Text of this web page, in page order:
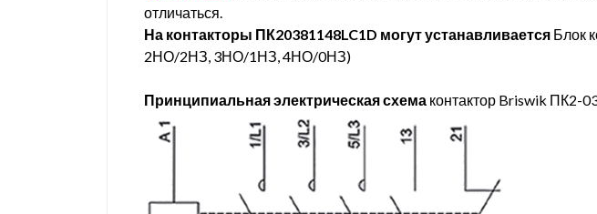
отличаться.
На контакторы ПК20381148LC1D могут устанавливается Блок
2НО/2НЗ, 3НО/1НЗ, 4НО/0НЗ)
Принципиальная электрическая схема контактор Briswik ПК2-